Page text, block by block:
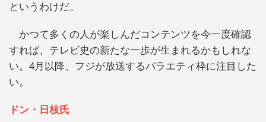
というわけだ。
かつて多くの人が楽しんだコンテンツを今一度確認
すれば、テレビ史の新たな一歩が生まれるかもしれな
い。4月以降、フジが放送するバラエティ枠に注目した
い。
ドン・日枝氏